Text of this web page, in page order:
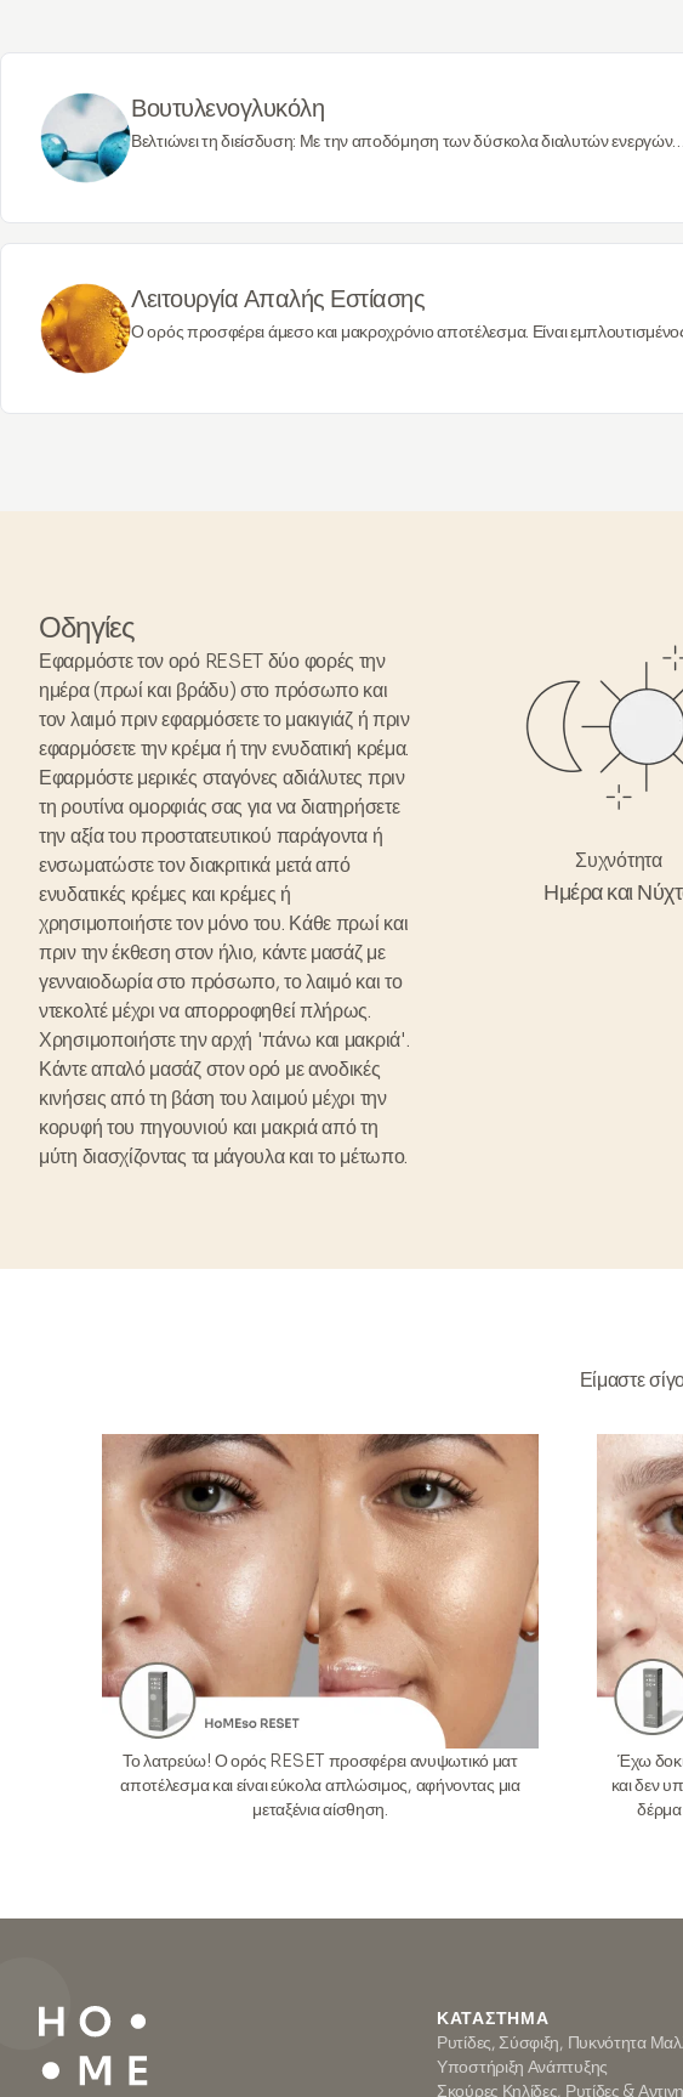
Βουτυλενογλυκόλη
Βελτιώνει τη διείσδυση: Με την αποδόμηση των δύσκολα διαλυτών ενεργών
το ότι είναι υγραντικός παράγοντας, η βουτυλενογλυκόλη μπορεί επίσης να
την απώλεια νερού και μαλακώνει και λειαίνει.
Λειτουργία Απαλής Εστίασης
Ο ορός προσφέρει άμεσο και μακροχρόνιο αποτέλεσμα. Είναι
γήρανσης.
Οδηγίες
Εφαρμόστε τον ορό RESET δύο φορές την
ημέρα (πρωί και βράδυ) στο πρόσωπο και
τον λαιμό πριν εφαρμόσετε το μακιγιάζ ή πριν
εφαρμόσετε την κρέμα ή την ενυδατική κρέμα.
Εφαρμόστε μερικές σταγόνες αδιάλυτες πριν
τη ρουτίνα ομορφιάς σας για να διατηρήσετε
την αξία του προστατευτικού παράγοντα ή
ενσωματώστε τον διακριτικά μετά από
ενυδατικές κρέμες και κρέμες ή
χρησιμοποιήστε τον μόνο του. Κάθε πρωί και
πριν την έκθεση στον ήλιο, κάντε μασάζ με
γενναιοδωρία στο πρόσωπο, το λαιμό και το
ντεκολτέ μέχρι να απορροφηθεί πλήρως.
Χρησιμοποιήστε την αρχή 'πάνω και μακριά'.
Κάντε απαλό μασάζ στον ορό με ανοδικές
κινήσεις από τη βάση του λαιμού μέχρι την
κορυφή του πηγουνιού και μακριά από τη
μύτη διασχίζοντας τα μάγουλα και το μέτωπο.
Συχνότητα
Ημέρα και
Είμαστε
Το λατρεύω! Ο ορός RESET προσφέρει ανυψωτικό ματ
αποτέλεσμα και είναι εύκολα απλώσιμος, αφήνοντας μια
μεταξένια αίσθηση.
Έχω
και δεν
δέρμα
ΚΑΤΆΣΤΗΜΑ
Ρυτίδες, Σύσφιξη, Πυκνότητα
Υποστήριξη Ανάπτυξης
Σκούρες Κηλίδες, Ρυτίδες &